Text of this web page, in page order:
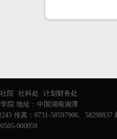
院 社科处
计划财务处
院 地址：中国湖南湘潭
传真：0731-58597906、58298837
000059